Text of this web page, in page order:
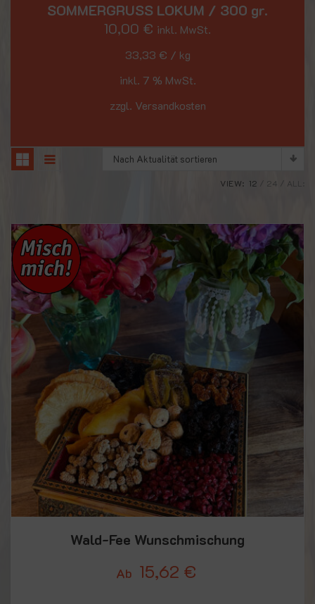
Nach Aktualität sortieren
VIEW: 12 24 ALL:
Wald-Fee Wunschmischung
Ab 15,62 €
SOMMERGRUSS LOKUM / 300 gr.
10,00 € inkl. MwSt.
33,33 € / kg
inkl. 7 % MwSt.
zzgl. Versandkosten